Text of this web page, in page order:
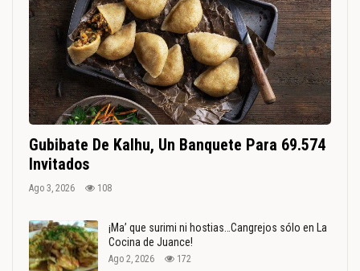
Gubibate De Kalhu, Un Banquete Para 69.574
Invitados
Ago 3, 2026 108
¡Ma’ que surimi ni hostias…Cangrejos sólo en La
Cocina de Juance!
Ago 2, 2026 172